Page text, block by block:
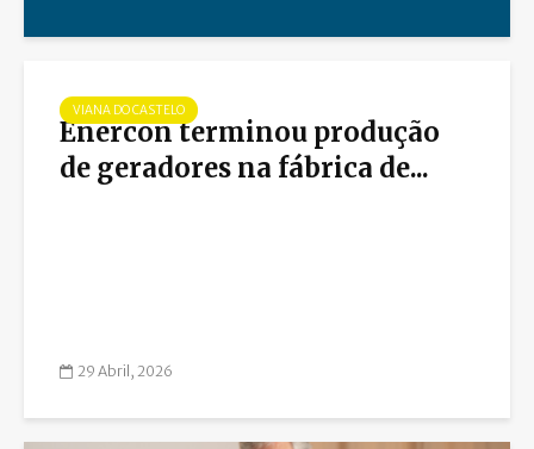
VIANA DO CASTELO
Enercon terminou produção
de geradores na fábrica de...
29 Abril, 2026